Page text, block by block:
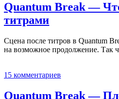
Quantum Break —
титрами
Сцена после титров в Quantum
на возможное продолжение. Так
15 комментариев
Quantum Break —